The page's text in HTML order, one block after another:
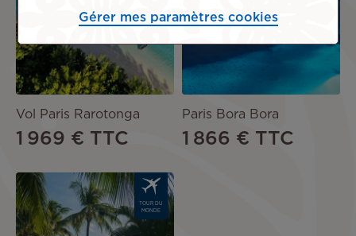
Vol Paris Rarotonga
1 969 € TTC
Paris Bora Bora
1 866 € TTC
Image
TOUR DU
MONDE
Gérer mes paramètres cookies